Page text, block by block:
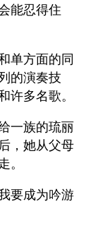
能忍得住
单方面的同
的演奏技
许多名歌。
一族的琉丽
，她从父母
要成为吟游